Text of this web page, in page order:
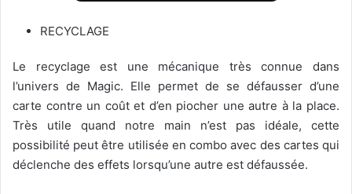
RECYCLAGE
Le recyclage est une mécanique très connue dans
l’univers de Magic. Elle permet de se défausser d’une
carte contre un coût et d’en piocher une autre à la place.
Très utile quand notre main n’est pas idéale, cette
possibilité peut être utilisée en combo avec des cartes qui
déclenche des effets lorsqu’une autre est défaussée.